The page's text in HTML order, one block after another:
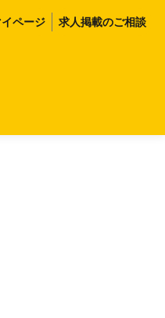
イページ 求人掲載のご相談